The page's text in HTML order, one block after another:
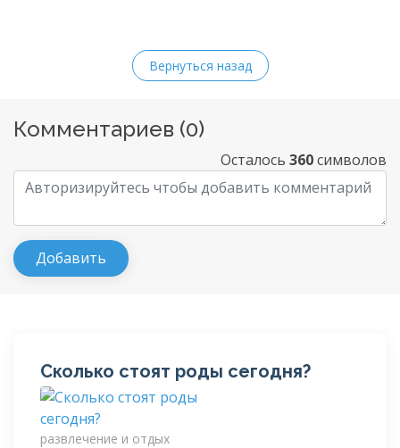
Вернуться назад
Комментариев (0)
Осталось 360символов
Сколько стоят роды сегодня?
развлечение и отдых